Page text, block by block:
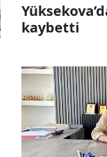
kaybetti